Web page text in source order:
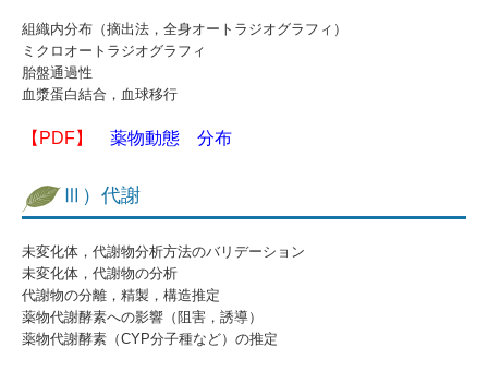
沿革
採用情報
中途採用情報 ＜分析マネジャー＞
お問い合わせ
ご利用に際して
組織内分布（摘出法，全身オートラジオグラフィ）
ミクロオートラジオグラフィ
胎盤通過性
血漿蛋白結合，血球移行
【PDF】 薬物動態 分布
Ⅲ）代謝
未変化体，代謝物分析方法のバリデーション
未変化体，代謝物の分析
代謝物の分離，精製，構造推定
薬物代謝酵素への影響（阻害，誘導）
薬物代謝酵素（CYP分子種など）の推定